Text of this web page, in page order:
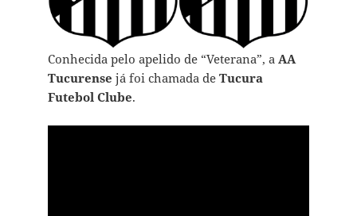
Conhecida pelo apelido de “Veterana”, aAA
Tucurense já foi chamada de Tucura
Futebol Clube.